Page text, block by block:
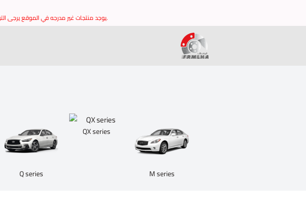
يوجد منتجات غير مدرجه في الموقع يرجى التواصل مع خدمة العملاء للتاكد من توافر القطع وشكرا.
brake it
Q series
QX series
M series